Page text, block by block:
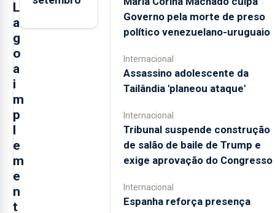
L
a
g
o
a
i
m
p
l
e
m
e
n
t
Governo pela morte de preso
político venezuelano-uruguaio
Internacional
Assassino adolescente da
Tailândia 'planeou ataque'
Internacional
Tribunal suspende construção
de salão de baile de Trump e
exige aprovação do Congresso
Internacional
Espanha reforça presença